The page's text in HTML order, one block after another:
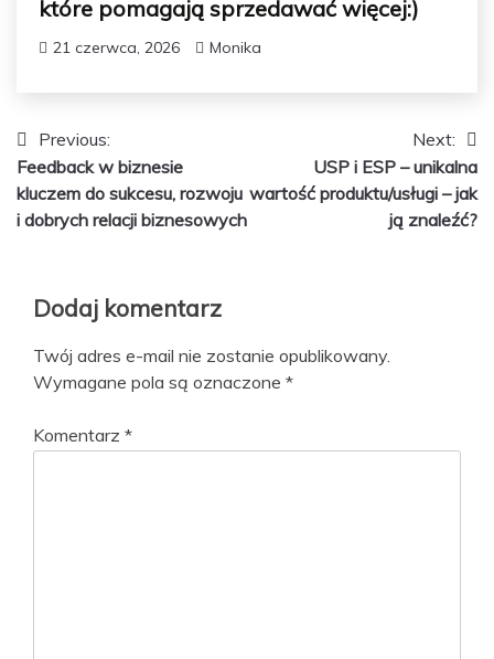
które pomagają sprzedawać więcej:)
21 czerwca, 2026 Monika
Nawigacja
wpisu
Previous:
Feedback w biznesie
kluczem do sukcesu, rozwoju
i dobrych relacji biznesowych
Next:
USP i ESP – unikalna
wartość produktu/usługi – jak
ją znaleźć?
Dodaj komentarz
Twój adres e-mail nie zostanie opublikowany.
Wymagane pola są oznaczone *
Komentarz *